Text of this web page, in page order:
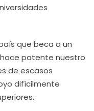
que beca a un
patente nuestro
de escasos
difícilmente